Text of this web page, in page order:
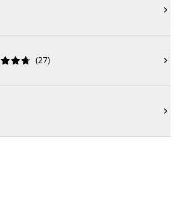




 (27) 
